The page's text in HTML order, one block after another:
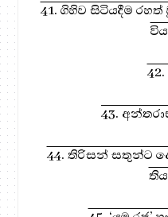
41. ගිහිව සිටියදීම
43.
44. තිරිසන් සතුන්ට